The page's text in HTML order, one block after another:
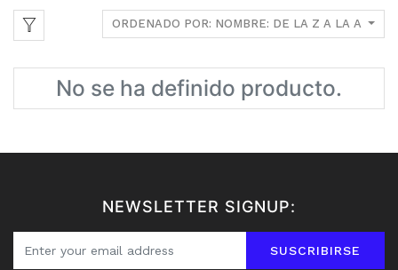
ORDENADO POR: NOMBRE: DE LA Z A LA A
No se ha definido producto.
NEWSLETTER SIGNUP:
SUSCRIBIRSE